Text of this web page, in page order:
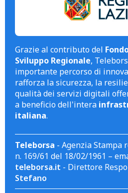
Grazie al contributo del
Sviluppo Regionale,
importante percorso di
rafforza la sicurezza, la
qualità dei servizi digitali
a beneficio dell'intera
italiana.
Teleborsa - Agenzia Stampa
n. 169/61 del 18/02/1961 –
teleborsa.it - Direttore
Stefano